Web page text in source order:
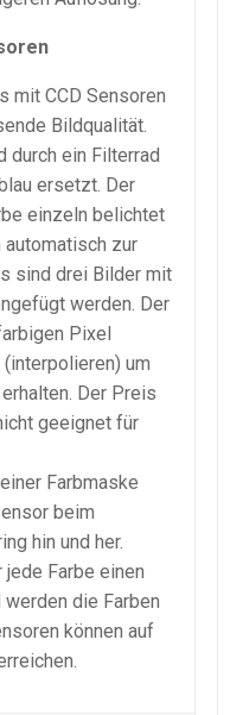
mit CCD Sensoren
Bildqualität.
durch ein Filterrad
ersetzt. Der
einzeln belichtet
zur
sind drei Bilder mit
werden. Der
Pixel
um
Der Preis
geeignet für
Farbmaske
beim
hin und her.
Farbe einen
die Farben
können auf